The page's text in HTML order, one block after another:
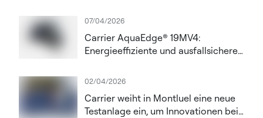
07/04/2026
Carrier AquaEdge® 19MV4:
Energieeffiziente und ausfallsichere
steigender thermischer Dichte
02/04/2026
Carrier weiht in Montluel eine neue
Testanlage ein, um Innovationen bei